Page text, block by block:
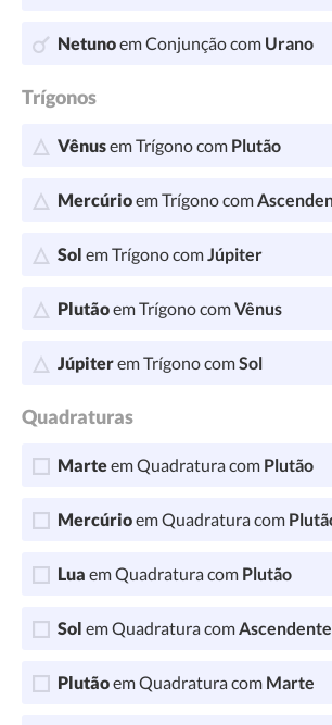
Netunoem Conjunção com Urano
Trígonos
Vênusem Trígono com Plutão
Mercúrioem Trígono com
Sol em Trígono comJúpiter
Plutãoem Trígono comVênus
Júpiterem Trígono comSol
Quadraturas
Marteem Quadratura com Plutão
Mercúrioem Quadratura com
Lua em Quadratura com Plutão
Sol em Quadratura comAscendente
Plutãoem Quadratura com Marte